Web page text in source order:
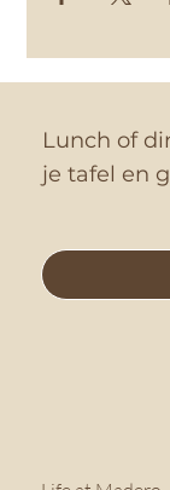
Lunch of
je tafel en